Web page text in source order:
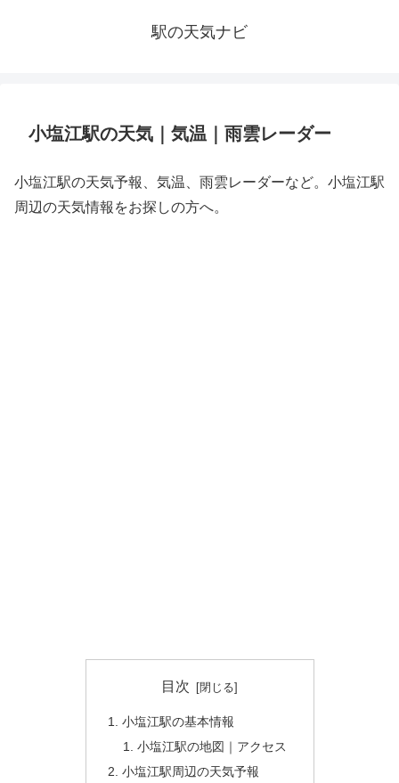
駅の天気ナビ
小塩江駅の天気｜気温｜雨雲レーダー
小塩江駅の天気予報、気温、雨雲レーダーなど。小塩江駅
周辺の天気情報をお探しの方へ。
目次
小塩江駅の基本情報
小塩江駅の地図｜アクセス
小塩江駅周辺の天気予報